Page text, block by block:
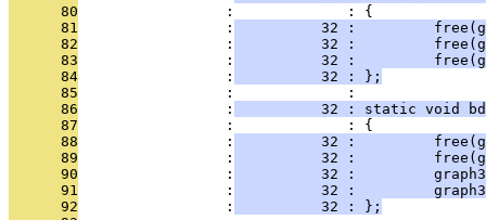
      80
                 :             : {
      81
                 :
32 :
      82
                 :
32 :
      83
                 :
32 :
      84
                 :
          32 : };
      85
                 :             :
      86
                 :
32 : static void
      87
                 :             : {
      88
                 :
32 :
      89
                 :
32 :
      90
                 :
32 :
      91
                 :
32 :
      92
                 :
          32 : };